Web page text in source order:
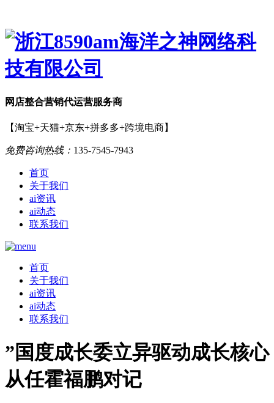
网店整合营销代运营服务商
【淘宝+天猫+京东+拼多多+跨境电商】
免费咨询热线： 135-7545-7943
首页
关于我们
ai资讯
ai动态
联系我们
首页
关于我们
ai资讯
ai动态
联系我们
”国度成长委立异驱动成长核心
从任霍福鹏对记